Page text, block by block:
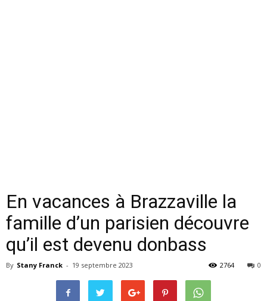
En vacances à Brazzaville la
famille d’un parisien découvre
qu’il est devenu donbass
By Stany Franck - 19 septembre 2023 0
2764